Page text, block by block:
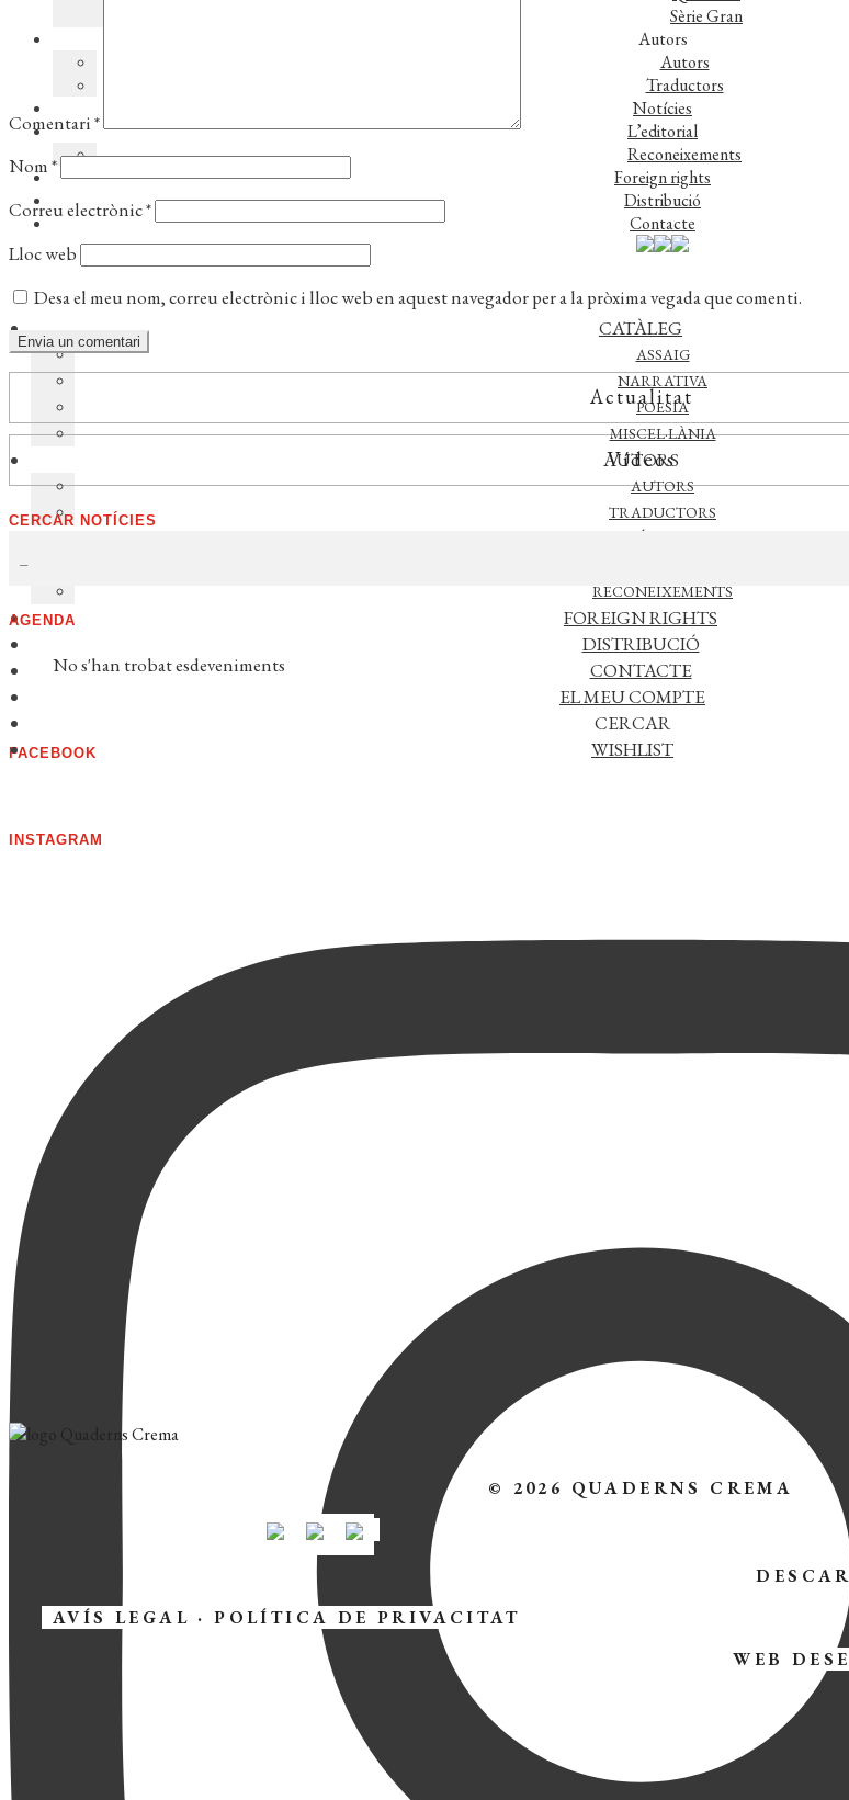
Sèrie Gran
Autors
Autors
Traductors
Notícies
L’editorial
Reconeixements
Foreign rights
Distribució
Contacte
CATÀLEG
ASSAIG
NARRATIVA
POESIA
MISCEL·LÀNIA
AUTORS
AUTORS
TRADUCTORS
NOTÍCIES
RECONEIXEMENTS
FOREIGN RIGHTS
DISTRIBUCIÓ
CONTACTE
EL MEU COMPTE
CERCAR
WISHLIST
Comentari*
Nom*
Correu electrònic*
Lloc web
Desa el meu nom, correu electrònic i lloc web en aquest navegador per a la pròxima vegada que comenti.
Actualitat
Vídeos
CERCAR NOTÍCIES
AGENDA
No s'han trobat esdeveniments
FACEBOOK
INSTAGRAM
© 2026 QUADERNS CREMA
AVÍS LEGAL ·POLÍTICA DE PRIVACITAT
WEB